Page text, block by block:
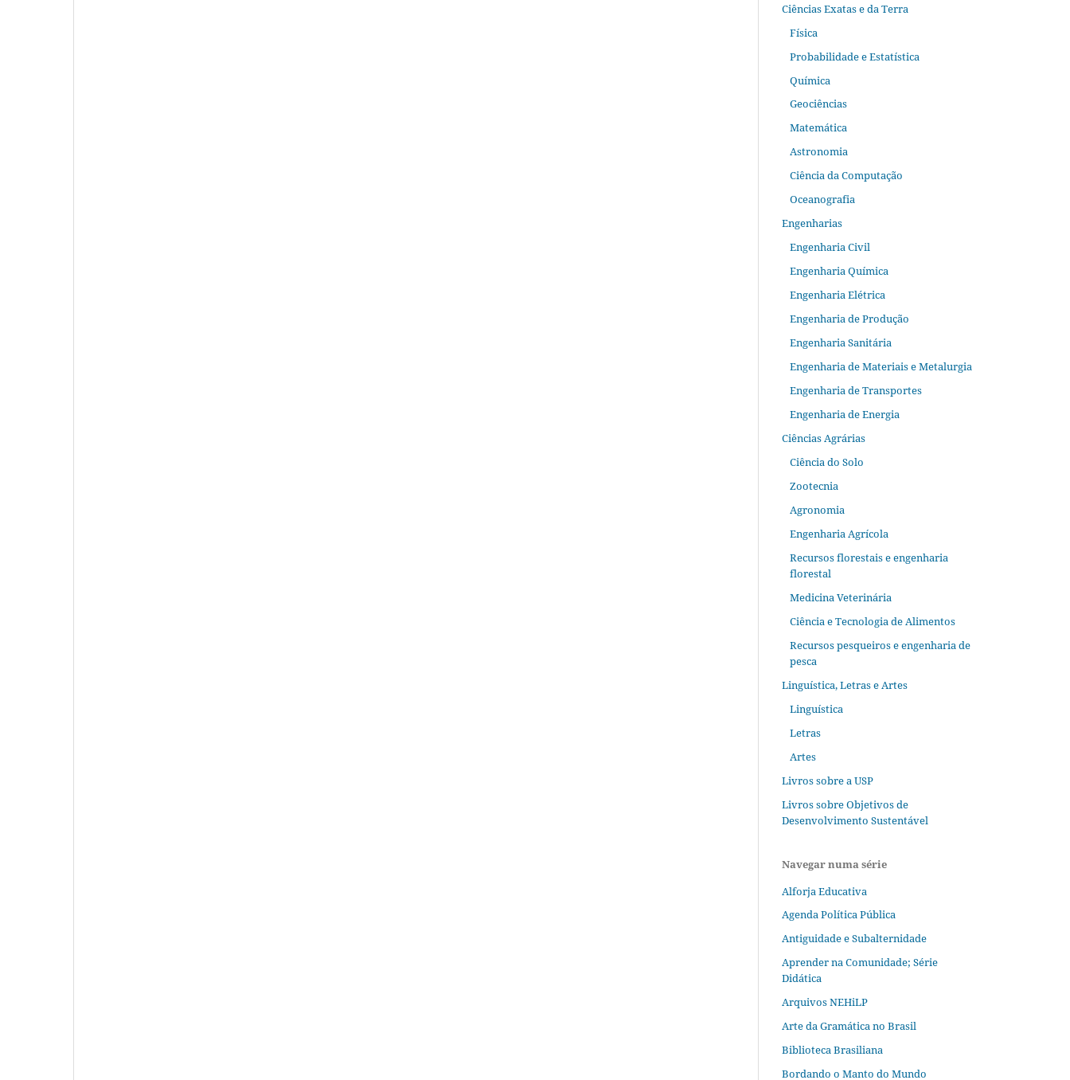
Ciências Exatas e da Terra
Física
Probabilidade e Estatística
Química
Geociências
Matemática
Astronomia
Ciência da Computação
Oceanografia
Engenharias
Engenharia Civil
Engenharia Química
Engenharia Elétrica
Engenharia de Produção
Engenharia Sanitária
Engenharia de Materiais e Metalurgia
Engenharia de Transportes
Engenharia de Energia
Ciências Agrárias
Ciência do Solo
Zootecnia
Agronomia
Engenharia Agrícola
Recursos florestais e engenharia
florestal
Medicina Veterinária
Ciência e Tecnologia de Alimentos
Recursos pesqueiros e engenharia de
pesca
Linguística, Letras e Artes
Linguística
Letras
Artes
Livros sobre a USP
Livros sobre Objetivos de
Desenvolvimento Sustentável
Navegar numa série
Alforja Educativa
Agenda Política Pública
Antiguidade e Subalternidade
Aprender na Comunidade; Série
Didática
Arquivos NEHiLP
Arte da Gramática no Brasil
Biblioteca Brasiliana
Bordando o Manto do Mundo